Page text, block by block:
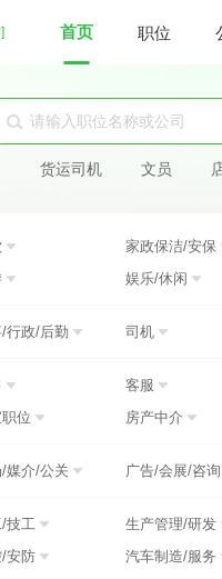
首页 职位
货运司机 文员
家政保洁/安保
娱乐/休闲
/行政/后勤 司机
客服
位
房产中介
媒介/公关 广告/会展/咨询
技工
生产管理/研发
/安防
汽车制造/服务